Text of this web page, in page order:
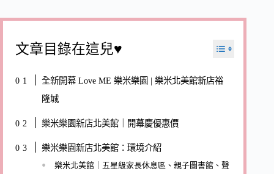
文章目錄在這兒♥
全新開幕 Love ME 樂米樂園 | 樂米北美館新店裕
隆城
樂米樂園新店北美館｜開幕慶優惠價
樂米樂園新店北美館：環境介紹
樂米北美館｜五星級家長休息區、親子圖書館、聲